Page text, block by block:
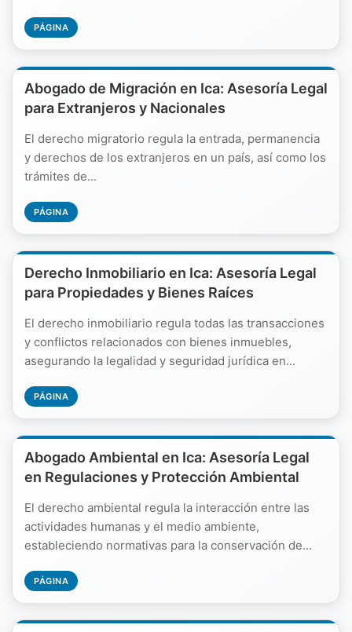
PÁGINA
Abogado de Migración en Ica: Asesoría Legal
para Extranjeros y Nacionales
El derecho migratorio regula la entrada, permanencia
y derechos de los extranjeros en un país, así como los
trámites de...
PÁGINA
Derecho Inmobiliario en Ica: Asesoría Legal
para Propiedades y Bienes Raíces
El derecho inmobiliario regula todas las transacciones
y conflictos relacionados con bienes inmuebles,
asegurando la legalidad y seguridad jurídica en...
PÁGINA
Abogado Ambiental en Ica: Asesoría Legal
en Regulaciones y Protección Ambiental
El derecho ambiental regula la interacción entre las
actividades humanas y el medio ambiente,
estableciendo normativas para la conservación de...
PÁGINA